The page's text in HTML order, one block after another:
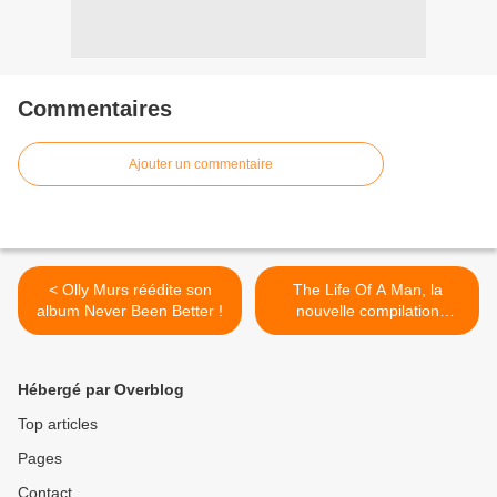
Commentaires
Ajouter un commentaire
< Olly Murs réédite son
album Never Been Better !
The Life Of A Man, la
nouvelle compilation
hommage à l’œuvre de Joe
Hébergé par Overblog
Top articles
Pages
Contact